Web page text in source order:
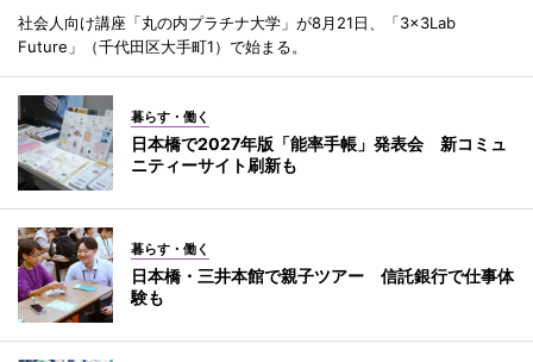
社会人向け講座「丸の内プラチナ大学」が8月21日、「3×3Lab
Future」（千代田区大手町1）で始まる。
暮らす・働く
日本橋で2027年版「能率手帳」発表会 新コミュ
ニティーサイト刷新も
暮らす・働く
日本橋・三井本館で親子ツアー 信託銀行で仕事体
験も